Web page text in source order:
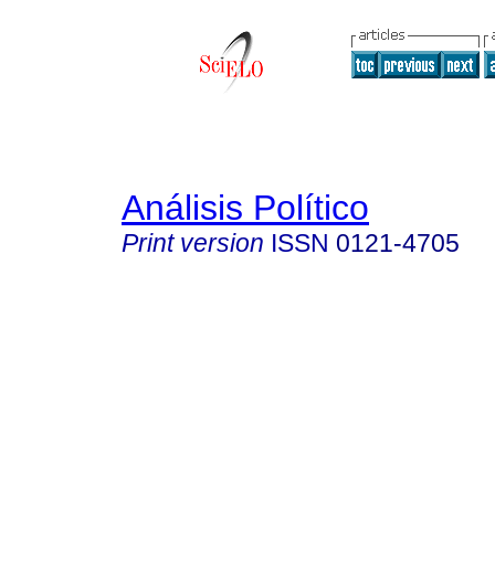
Análisis Político
Print version ISSN 0121-4705